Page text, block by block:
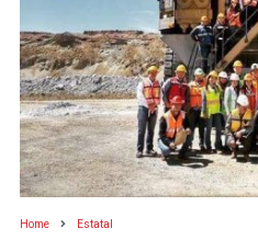
Home Estatal